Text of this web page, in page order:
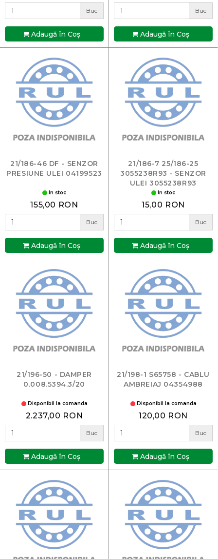
Buc
Adaugă în Coş
Buc
Adaugă în Coş
21/186-46 DF - SENZOR
PRESIUNE ULEI 04199523
In stoc
155,00 RON
Buc
Adaugă în Coş
21/186-7 25/186-25
3055238R93 - SENZOR
ULEI 3055238R93
In stoc
15,00 RON
Buc
Adaugă în Coş
21/196-50 - DAMPER
0.008.5394.3/20
Disponibil la comanda
2.237,00 RON
Buc
Adaugă în Coş
21/198-1 S65758 - CABLU
AMBREIAJ 04354988
Disponibil la comanda
120,00 RON
Buc
Adaugă în Coş